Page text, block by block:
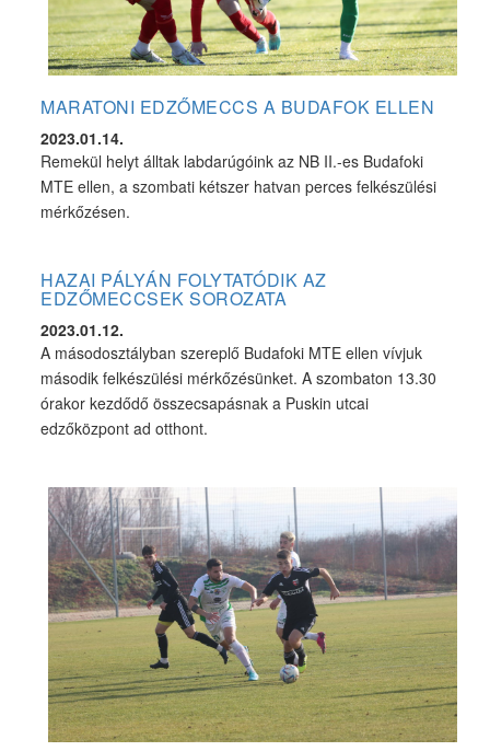
MARATONI EDZŐMECCS A BUDAFOK ELLEN
2023.01.14.
Remekül helyt álltak labdarúgóink az NB II.-es Budafoki
MTE ellen, a szombati kétszer hatvan perces felkészülési
mérkőzésen.
HAZAI PÁLYÁN FOLYTATÓDIK AZ
EDZŐMECCSEK SOROZATA
2023.01.12.
A másodosztályban szereplő Budafoki MTE ellen vívjuk
második felkészülési mérkőzésünket. A szombaton 13.30
órakor kezdődő összecsapásnak a Puskin utcai
edzőközpont ad otthont.